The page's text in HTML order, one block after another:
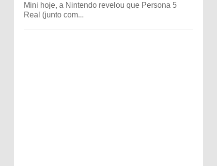
Mini hoje, a Nintendo revelou que Persona 5
Real (junto com...